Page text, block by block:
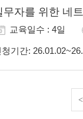
무자를 위한 네
교육일수 : 4일
청기간: